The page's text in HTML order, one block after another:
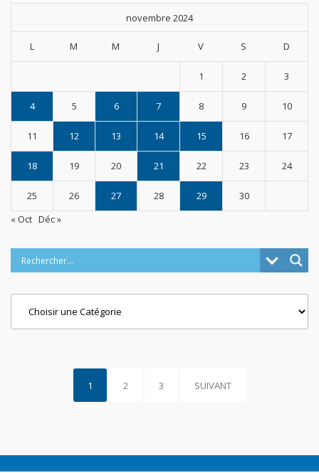
novembre 2024
L M M J V S D
1 2 3
4 5 6 7 8 9 10
11 12 13 14 15 16 17
18 19 20 21 22 23 24
25 26 27 28 29
30
« Oct Déc »
1 2 3 SUIVANT